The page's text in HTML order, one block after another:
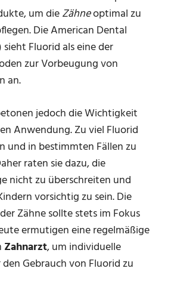
um dieZähneoptimal zu
Die American Dental
Fluorid als eine der
zur Vorbeugung von
an.
jedoch die Wichtigkeit
Anwendung. Zu viel Fluorid
und in bestimmten Fällen zu
raten sie dazu, die
nicht zu überschreiten und
vorsichtig zu sein. Die
Zähne sollte stets im Fokus
ermutigen eine regelmäßige
Zahnarzt, um individuelle
Gebrauch von Fluorid zu